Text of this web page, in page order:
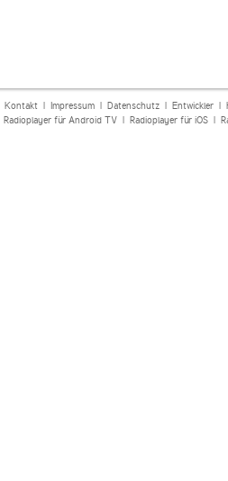
Kontakt| Impressum| Datenschutz| Entwickler|
Radioplayer für Android TV| Radioplayer für iOS|